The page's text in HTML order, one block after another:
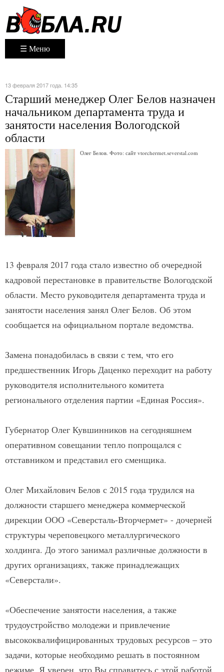
☰ Меню
13 февраля 2017 года. 14:35
Старший менеджер Олег Белов назначен
начальником департамента труда и
занятости населения Вологодской
области
Олег Белов. Фото: сайт vtorchermet.severstal.com
13 февраля 2017 года стало известно об очередной
кадровой перестановке в правительстве Вологодской
области. Место руководителя департамента труда и
занятости населения занял Олег Белов. Об этом
сообщается на официальном портале ведомства.
Замена понадобилась в связи с тем, что его
предшественник Игорь Даценко переходит на работу
руководителя исполнительного комитета
регионального отделения партии «Единая Россия».
Губернатор Олег Кувшинников на сегодняшнем
оперативном совещании тепло попрощался с
отставником и представил его сменщика.
Олег Михайлович Белов с 2015 года трудился на
должности старшего менеджера коммерческой
дирекции ООО «Северсталь-Вторчермет» - дочерней
структуры череповецкого металлургического
холдинга. До этого занимал различные должности в
других организациях, также принадлежащих
«Северстали».
«Обеспечение занятости населения, а также
трудоустройство молодежи и привлечение
высококвалифицированных трудовых ресурсов – это
задачи, которые необходимо решать в постоянном
режиме. Я уверен, что Вы справитесь с этой работой